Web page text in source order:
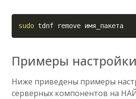
sudo tdnf remove имя_пакета
Примеры
Ниже приведены примеры
серверных компонентов на